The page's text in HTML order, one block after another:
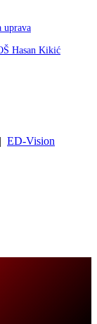
uprava
Hasan Kikić
ED-Vision